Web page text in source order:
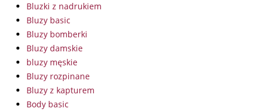
Bluzki z nadrukiem
Bluzy basic
Bluzy bomberki
Bluzy damskie
bluzy męskie
Bluzy rozpinane
Bluzy z kapturem
Body basic